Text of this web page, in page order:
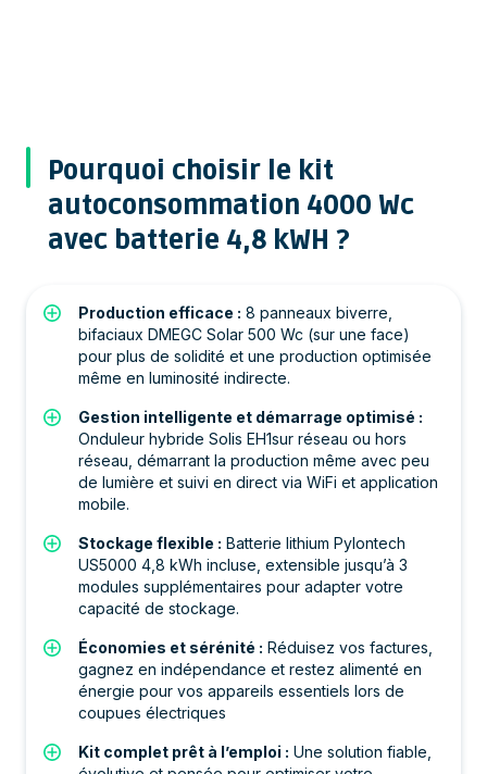
Pourquoi choisir le kit
autoconsommation 4000 Wc
avec batterie 4,8 kWH ?
Production efficace : 8 panneaux biverre,
bifaciaux DMEGC Solar 500 Wc (sur une face)
pour plus de solidité et une production optimisée
même en luminosité indirecte.
Gestion intelligente et démarrage optimisé :
Onduleur hybride Solis EH1sur réseau ou hors
réseau, démarrant la production même avec peu
de lumière et suivi en direct via WiFi et application
mobile.
Stockage flexible : Batterie lithium Pylontech
US5000 4,8 kWh incluse, extensible jusqu’à 3
modules supplémentaires pour adapter votre
capacité de stockage.
Économies et sérénité : Réduisez vos factures,
gagnez en indépendance et restez alimenté en
énergie pour vos appareils essentiels lors de
coupues électriques
Kit complet prêt à l’emploi : Une solution fiable,